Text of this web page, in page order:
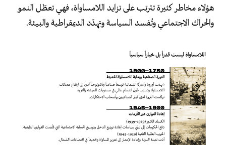
هؤلاء مخاطر كثيرة تترتب على تزايد اللامساواة، فهي تعطّل النمو
والحراك الاجتماعي وتُفسد السياسة وتهدّد الديمقراطية والبيئة.